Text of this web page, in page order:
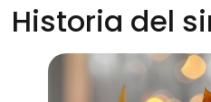
Historia del